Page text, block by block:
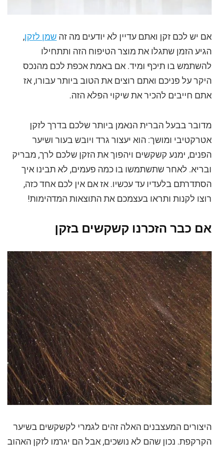
אם יש לכם זקן ואתם עדיין לא יודעים מה זה שמן לזקן,
הגיע הזמן שתגלו את מוצר הטיפוח הזה ותתחילו
להשתמש בו תיכף ומיד. אם באמת אכפת לכם מהנכס
היקר על פניכם ואתם רוצים את הטוב ביותר עבורו, אז
אתם חייבים להכיר את שיקוי הפלא הזה.
מדובר בבעל הברית הנאמן ביותר שלכם בדרך לזקן
אטרקטיבי ומושך: הוא יעצור גרד ויובש בעור ושיער
הפנים, ימנע קשקשים ויהפוך את הזקן שלכם לרך, מבריק
ובריא. לאחר שתשתמשו בו כמה פעמים, לא תבינו איך
הסתדרתם בלעדיו עד עכשיו. אז אם אין לכם אחד כזה,
רוצו לקנות ותראו בעצמכם את התוצאות המדהימות!
אם כבר הזכרנו קשקשים בזקן
היצורים המעצבנים האלה זהים לגמרי לקשקשים בשיער
הקרקפת. נכון שהם לא נושכים, אבל הם יגרמו לזקן האהוב